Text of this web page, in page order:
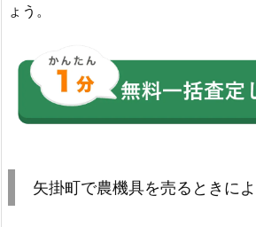
ょう。
矢掛町で農機具を売るときに